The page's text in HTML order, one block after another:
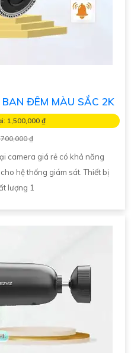
ĐÊM MÀU SẮC 2K
1,500,000 ₫
₫
camera giá rẻ có khả năng
hệ thống giám sát. Thiết bị
lượng 1